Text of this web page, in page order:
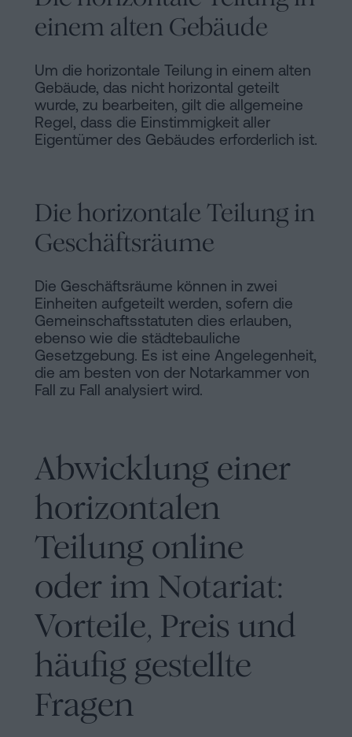
einem alten Gebäude
Um die horizontale Teilung in einem alten
Gebäude, das nicht horizontal geteilt
wurde, zu bearbeiten, gilt die allgemeine
Regel, dass die Einstimmigkeit aller
Eigentümer des Gebäudes erforderlich ist.
Die horizontale Teilung in
Geschäftsräume
Die Geschäftsräume können in zwei
Einheiten aufgeteilt werden, sofern die
Gemeinschaftsstatuten dies erlauben,
ebenso wie die städtebauliche
Gesetzgebung. Es ist eine Angelegenheit,
die am besten von der Notarkammer von
Fall zu Fall analysiert wird.
Abwicklung einer
horizontalen
Teilung online
oder im Notariat:
Vorteile, Preis und
häufig gestellte
Fragen